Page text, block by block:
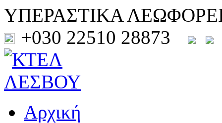
ΥΠΕΡΑΣΤΙΚΑ
+030 22510 28873
Αρχική